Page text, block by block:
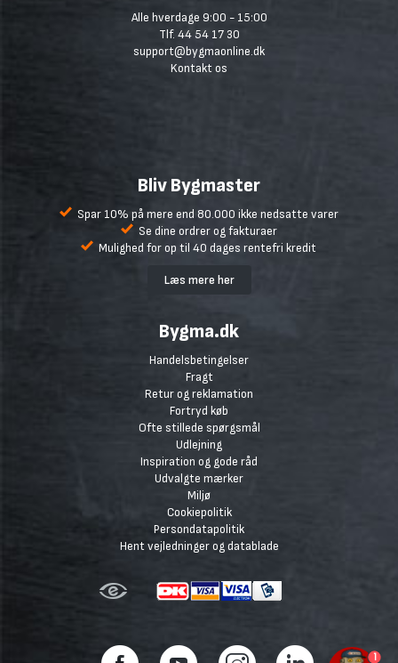
Alle hverdage 9:00 - 15:00
Tlf. 44 54 17 30
support@bygmaonline.dk
Kontakt os
Bliv Bygmaster
Spar 10% på mere end 80.000 ikke nedsatte varer
Se dine ordrer og fakturaer
Mulighed for op til 40 dages rentefri kredit
Læs mere her
Bygma.dk
Handelsbetingelser
Fragt
Retur og reklamation
Fortryd køb
Ofte stillede spørgsmål
Udlejning
Inspiration og gode råd
Udvalgte mærker
Miljø
Cookiepolitik
Persondatapolitik
Hent vejledninger og datablade
1